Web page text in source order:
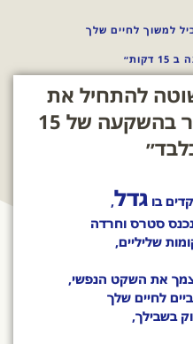
למשוך לחיים שלך
להתחיל את
הבוקר מאושרת יותר בהשקעה של 15
בוגדל,
סטרס וחרדה
שליליים,
את השקט הנפשי,
לחיים שלך
בשבילך,